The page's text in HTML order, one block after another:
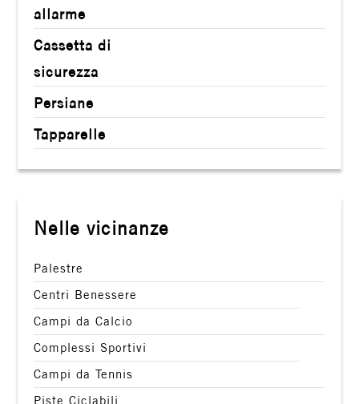
allarme
Cassetta di
sicurezza
Persiane
Tapparelle
Nelle vicinanze
Palestre
Centri Benessere
Campi da Calcio
Complessi Sportivi
Campi da Tennis
Piste Ciclabili
Giardino
Balcone/Terrazzo
Ascensore
Lusso